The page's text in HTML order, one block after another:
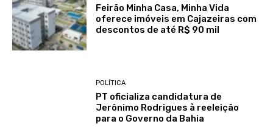
Feirão Minha Casa, Minha Vida
oferece imóveis em Cajazeiras com
descontos de até R$ 90 mil
POLÍTICA
PT oficializa candidatura de
Jerônimo Rodrigues à reeleição
para o Governo da Bahia